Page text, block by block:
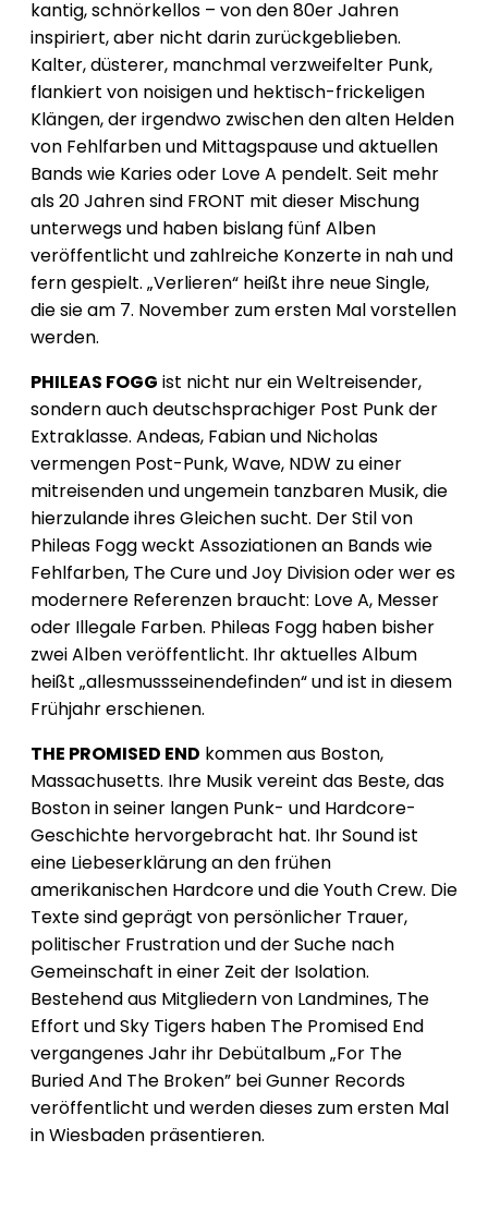
kantig, schnörkellos – von den 80er Jahren
inspiriert, aber nicht darin zurückgeblieben.
Kalter, düsterer, manchmal verzweifelter Punk,
flankiert von noisigen und hektisch-frickeligen
Klängen, der irgendwo zwischen den alten Helden
von Fehlfarben und Mittagspause und aktuellen
Bands wie Karies oder Love A pendelt. Seit mehr
als 20 Jahren sind FRONT mit dieser Mischung
unterwegs und haben bislang fünf Alben
veröffentlicht und zahlreiche Konzerte in nah und
fern gespielt. „Verlieren“ heißt ihre neue Single,
die sie am 7. November zum ersten Mal vorstellen
werden.
PHILEAS FOGG ist nicht nur ein Weltreisender,
sondern auch deutschsprachiger Post Punk der
Extraklasse. Andeas, Fabian und Nicholas
vermengen Post-Punk, Wave, NDW zu einer
mitreisenden und ungemein tanzbaren Musik, die
hierzulande ihres Gleichen sucht. Der Stil von
Phileas Fogg weckt Assoziationen an Bands wie
Fehlfarben, The Cure und Joy Division oder wer es
modernere Referenzen braucht: Love A, Messer
oder Illegale Farben. Phileas Fogg haben bisher
zwei Alben veröffentlicht. Ihr aktuelles Album
heißt „allesmussseinendefinden“ und ist in diesem
Frühjahr erschienen.
THE PROMISED END kommen aus Boston,
Massachusetts. Ihre Musik vereint das Beste, das
Boston in seiner langen Punk- und Hardcore-
Geschichte hervorgebracht hat. Ihr Sound ist
eine Liebeserklärung an den frühen
amerikanischen Hardcore und die Youth Crew. Die
Texte sind geprägt von persönlicher Trauer,
politischer Frustration und der Suche nach
Gemeinschaft in einer Zeit der Isolation.
Bestehend aus Mitgliedern von Landmines, The
Effort und Sky Tigers haben The Promised End
vergangenes Jahr ihr Debütalbum „For The
Buried And The Broken” bei Gunner Records
veröffentlicht und werden dieses zum ersten Mal
in Wiesbaden präsentieren.